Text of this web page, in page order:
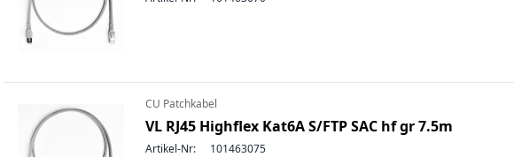
CU Patchkabel
VL RJ45 Highflex Kat6A S/FTP SAC hf gr 7.5m
Artikel-Nr: 101463075